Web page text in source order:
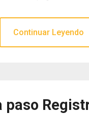
Continuar Leyendo
paso